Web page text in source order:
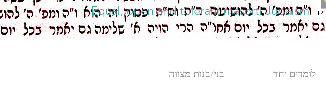
Equal, open and tolerant masorti Judaism
לומדים יחד בני/בנות מצווה